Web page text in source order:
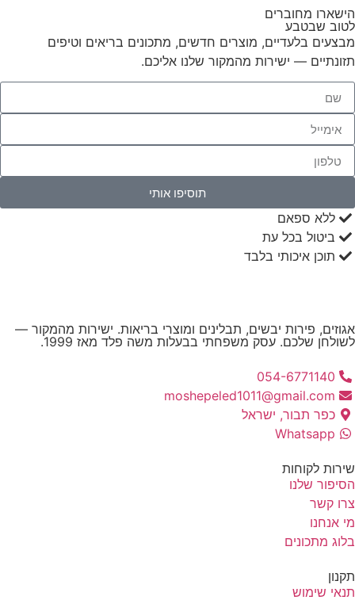
מחוברים
שבטבע
בלעדיים, מוצרים חדשים, מתכונים בריאים וטיפים
— ישירות מהמקור שלנו אליכם.
תוסיפו אותי
ללא ספאם
ביטול בכל עת
תוכן איכותי בלבד
פירות יבשים, תבלינים ומוצרי בריאות. ישירות מהמקור —
שלכם. עסק משפחתי בבעלות משה פלד מאז 1999.
054-6771140
moshepeled1011@gmail.com
כפר תבור, ישראל
Whatsapp
לקוחות
שלנו
קשר
אנחנו
מתכונים
שימוש